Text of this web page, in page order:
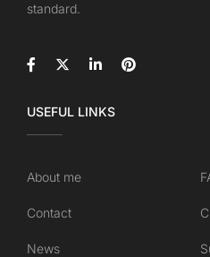
standard.
USEFUL LINKS
About me
Contact
News